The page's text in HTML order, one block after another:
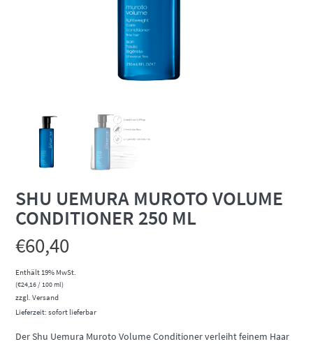
SHU UEMURA MUROTO VOLUME
CONDITIONER 250 ML
€60,40
Enthält 19% MwSt.
(€24,16/ 100 ml)
zzgl.Versand
Lieferzeit: sofort lieferbar
Der Shu Uemura Muroto Volume Conditioner verleiht feinem Haar